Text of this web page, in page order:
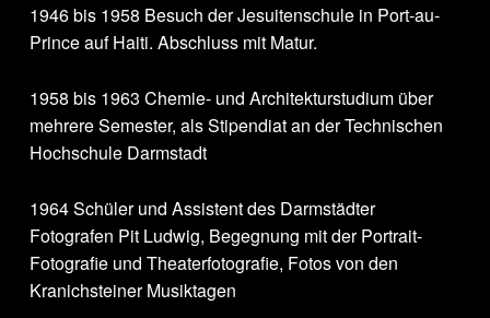
1946 bis 1958 Besuch der Jesuitenschule in Port-au-
Prince auf Haiti. Abschluss mit Matur.
1958 bis 1963 Chemie- und Architekturstudium über
mehrere Semester, als Stipendiat an der Technischen
Hochschule Darmstadt
1964 Schüler und Assistent des Darmstädter
Fotografen Pit Ludwig, Begegnung mit der Portrait-
Fotografie und Theaterfotografie, Fotos von den
Kranichsteiner Musiktagen